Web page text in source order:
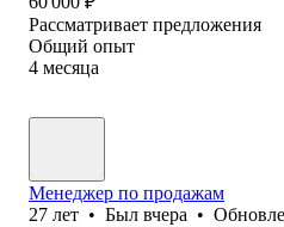
Рассматривает предложения
Общий опыт
4 месяца
Менеджер по продажам
27 лет • Был вчера •